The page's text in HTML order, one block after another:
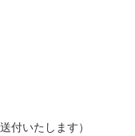
付いたします）